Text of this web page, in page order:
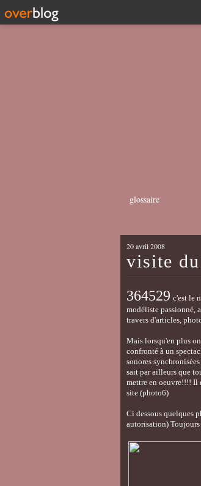
glossaire
20 avril 2008
visite
364529 c'est le
modéliste passionné,
travers d'articles,
Mais lorsqu'en plus
confronté à un
sonores
sait par ailleurs que
mettre en oeuvre!!!! Il
site (photo6)
Ci dessous quelques
autorisation) Toujours